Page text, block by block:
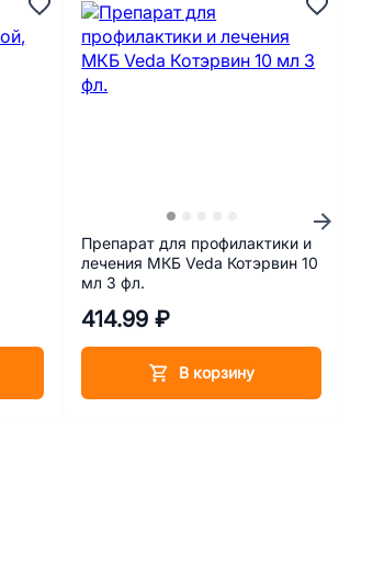
Препарат для профилактики и
лечения МКБ Veda Котэрвин 10
мл 3 фл.
414.99 ₽
В корзину